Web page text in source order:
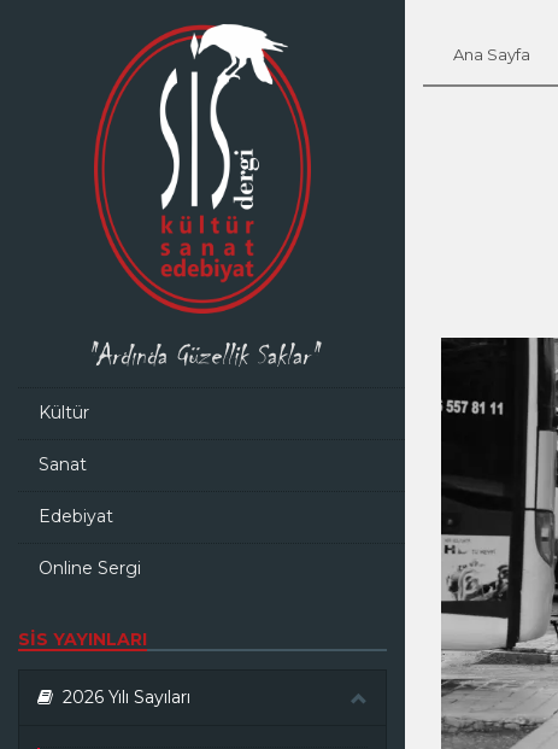
"Ardında Güzellik Saklar"
Kültür
Sanat
Edebiyat
Online Sergi
SİS YAYINLARI
2026 Yılı Sayıları
Ana Sayfa